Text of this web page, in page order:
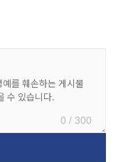
0 / 300